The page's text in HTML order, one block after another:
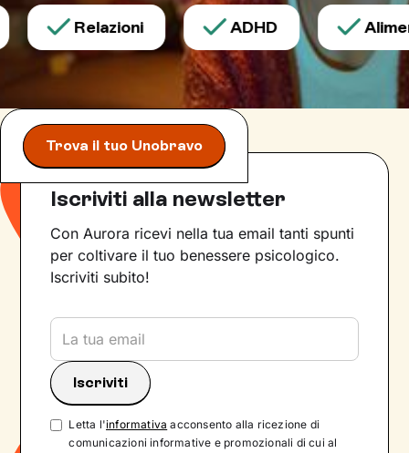
Relazioni ADHD
Trova il tuo Unobravo
Iscriviti alla newsletter
Con Aurora ricevi nella tua email tanti spunti
per coltivare il tuo benessere psicologico.
Iscriviti subito!
Letta l'informativa acconsento alla ricezione di
comunicazioni informative e promozionali di cui al